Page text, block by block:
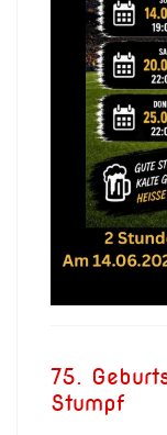
75.
Stumpf